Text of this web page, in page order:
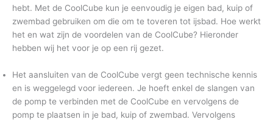
hebt. Met de CoolCube kun je eenvoudig je eigen bad, kuip of
zwembad gebruiken om die om te toveren tot ijsbad. Hoe werkt
het en wat zijn de voordelen van de CoolCube? Hieronder
hebben wij het voor je op een rij gezet.
Het aansluiten van de CoolCube vergt geen technische kennis
en is weggelegd voor iedereen. Je hoeft enkel de slangen van
de pomp te verbinden met de CoolCube en vervolgens de
pomp te plaatsen in je bad, kuip of zwembad. Vervolgens